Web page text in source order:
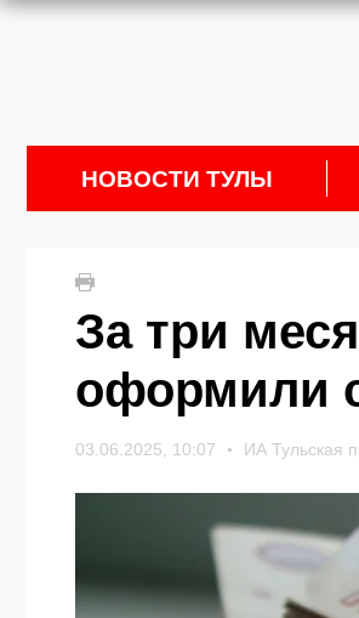
НОВОСТИ ТУЛЫ
За три
оформили
03.06.2025, 10:07 ИА Тульская